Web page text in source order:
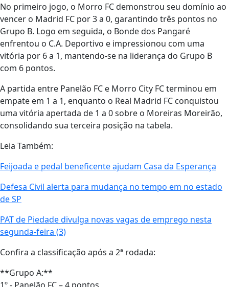
No primeiro jogo, o Morro FC demonstrou seu domínio ao
vencer o Madrid FC por 3 a 0, garantindo três pontos no
Grupo B. Logo em seguida, o Bonde dos Pangaré
enfrentou o C.A. Deportivo e impressionou com uma
vitória por 6 a 1, mantendo-se na liderança do Grupo B
com 6 pontos.
A partida entre Panelão FC e Morro City FC terminou em
empate em 1 a 1, enquanto o Real Madrid FC conquistou
uma vitória apertada de 1 a 0 sobre o Moreiras Moreirão,
consolidando sua terceira posição na tabela.
Leia Também:
Feijoada e pedal beneficente ajudam Casa da Esperança
Defesa Civil alerta para mudança no tempo em no estado
de SP
PAT de Piedade divulga novas vagas de emprego nesta
segunda-feira (3)
Confira a classificação após a 2ª rodada:
**Grupo A:**